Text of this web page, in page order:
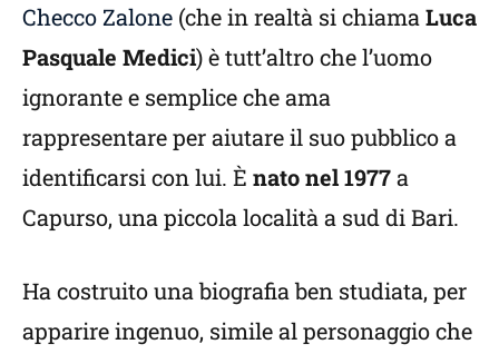
Checco Zalone (che in realtà si chiama Luca
Pasquale Medici) è tutt’altro che l’uomo
ignorante e semplice che ama
rappresentare per aiutare il suo pubblico a
identificarsi con lui. È nato nel 1977a
Capurso, una piccola località a sud di Bari.
Ha costruito una biografia ben studiata, per
apparire ingenuo, simile al personaggio che